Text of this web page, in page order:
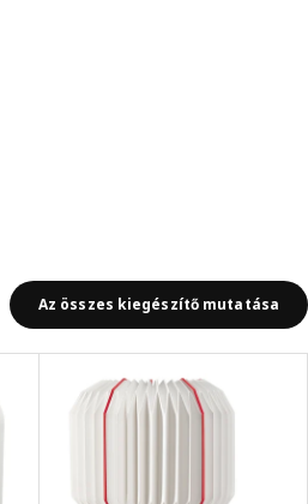
Az összes kiegészítő mutatása